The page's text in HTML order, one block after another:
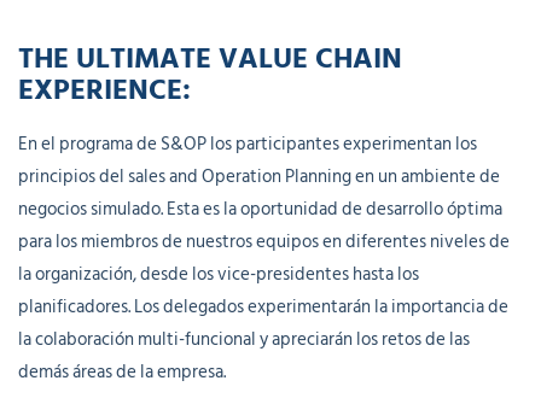
THE ULTIMATE VALUE CHAIN
EXPERIENCE:
En el programa de S&OP los participantes experimentan los
principios del sales and Operation Planning en un ambiente de
negocios simulado. Esta es la oportunidad de desarrollo óptima
para los miembros de nuestros equipos en diferentes niveles de
la organización, desde los vice-presidentes hasta los
planificadores. Los delegados experimentarán la importancia de
la colaboración multi-funcional y apreciarán los retos de las
demás áreas de la empresa.